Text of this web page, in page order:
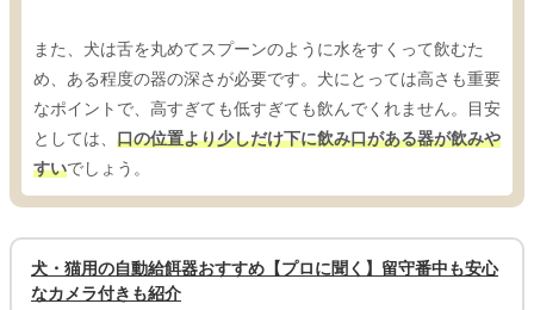
また、犬は舌を丸めてスプーンのように水をすくって飲むた
め、ある程度の器の深さが必要です。犬にとっては高さも重要
なポイントで、高すぎても低すぎても飲んでくれません。目安
としては、 口の位置より少しだけ下に飲み口がある器が飲みや
すいでしょう。
犬・猫用の自動給餌器おすすめ【プロに聞く】留守番中も安心
なカメラ付きも紹介